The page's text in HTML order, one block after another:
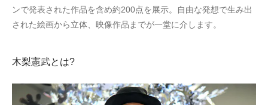
ンで発表された作品を含め約200点を展示。自由な発想で生み出
された絵画から立体、映像作品までが一堂に介します。
木梨憲武とは?